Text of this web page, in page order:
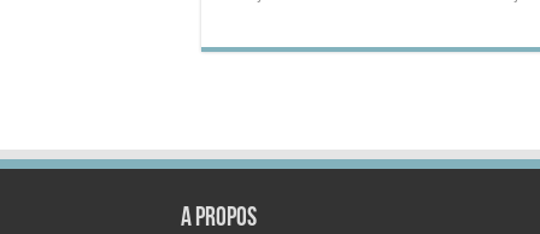
A propos